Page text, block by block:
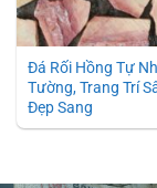
Đá Rối Hồng Tự
Tường, Trang Trí
Đẹp Sang